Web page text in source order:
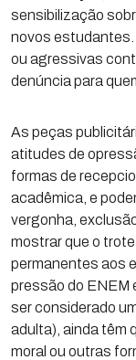
sensibilização
novos estudantes.
ou agressivas
denúncia para
As peças
atitudes de
formas de
acadêmica, e
vergonha,
mostrar que o
permanentes aos
pressão do ENEM
ser considerado
adulta), ainda têm
moral ou outras